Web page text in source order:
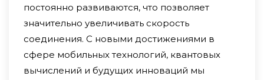
постоянно развиваются, что позволяет
значительно увеличивать скорость
соединения. С новыми достижениями в
сфере мобильных технологий, квантовых
вычислений и будущих инноваций мы